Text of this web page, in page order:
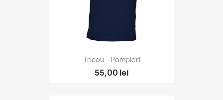
Tricou - Pompieri
55,00 lei